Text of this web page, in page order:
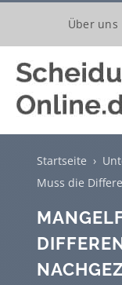
springen
Über uns
Verfahren
Trennung
Startseite ›
Muss die